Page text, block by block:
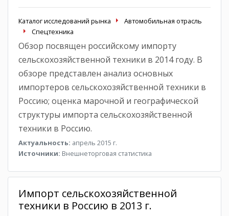
Каталог исследований рынка
Автомобильная отрасль
Спецтехника
Обзор посвящен российскому импорту
сельскохозяйственной техники в 2014 году. В
обзоре представлен анализ основных
импортеров сельскохозяйственной техники в
Россию; оценка марочной и географической
структуры импорта сельскохозяйственной
техники в Россию.
Актуальность: апрель 2015 г.
Источники: Внешнеторговая статистика
Импорт сельскохозяйственной
техники в Россию в 2013 г.